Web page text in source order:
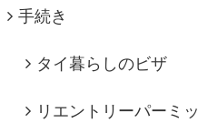
手続き
タイ暮らしのビザ
リエントリーパーミ